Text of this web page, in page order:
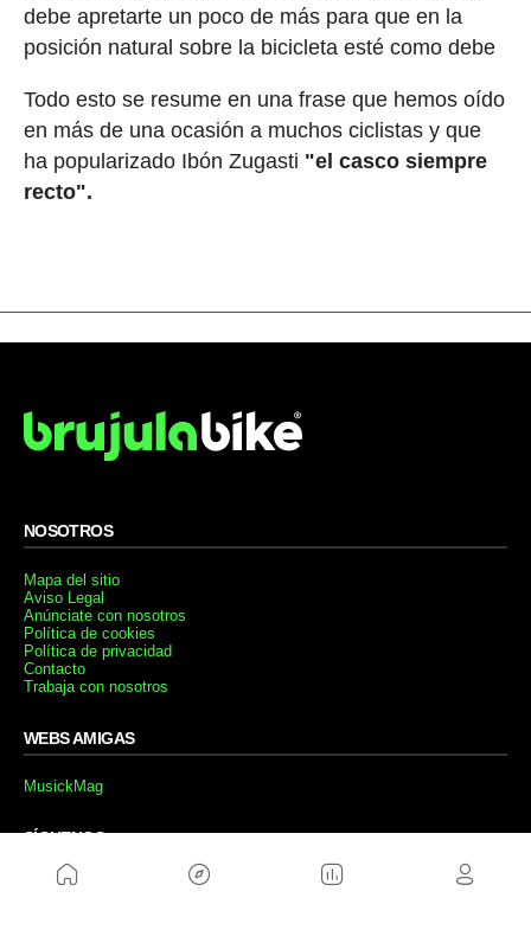
debe apretarte un poco de más para que en la
posición natural sobre la bicicleta esté como debe
Todo esto se resume en una frase que hemos oído
en más de una ocasión a muchos ciclistas y que
ha popularizado Ibón Zugasti "el casco siempre
recto".
NOSOTROS
Mapa del sitio
Aviso Legal
Anúnciate con nosotros
Política de cookies
Política de privacidad
Contacto
Trabaja con nosotros
WEBS AMIGAS
MusickMag
SÍGUENOS
Suscríbete a nuestro newsletter